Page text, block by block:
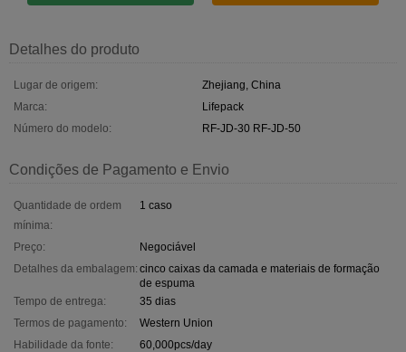
Detalhes do produto
Lugar de origem:
Zhejiang, China
Marca:
Lifepack
Número do modelo:
RF-JD-30 RF-JD-50
Condições de Pagamento e Envio
Quantidade de ordem
mínima:
1 caso
Preço:
Negociável
Detalhes da embalagem: cinco caixas da camada e materiais de formação
de espuma
Tempo de entrega:
35 dias
Termos de pagamento:
Western Union
Habilidade da fonte:
60,000pcs/day